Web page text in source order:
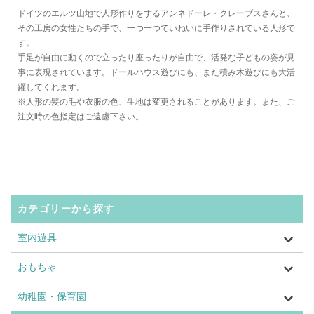
ドイツのエルツ山地で人形作りをするアンネドーレ・クレーブスさんと、
その工房の女性たちの手で、一つ一つていねいに手作りされている人形で
す。
手足が自由に動くので立ったり座ったりが自由で、活発な子どもの姿が見
事に表現されています。ドールハウス遊びにも、また積み木遊びにも大活
躍してくれます。
※人形の髪の毛や衣服の色、生地は変更されることがあります。また、ご
注文時の色指定はご遠慮下さい。
カテゴリーから探す
室内遊具
おもちゃ
幼稚園・保育園